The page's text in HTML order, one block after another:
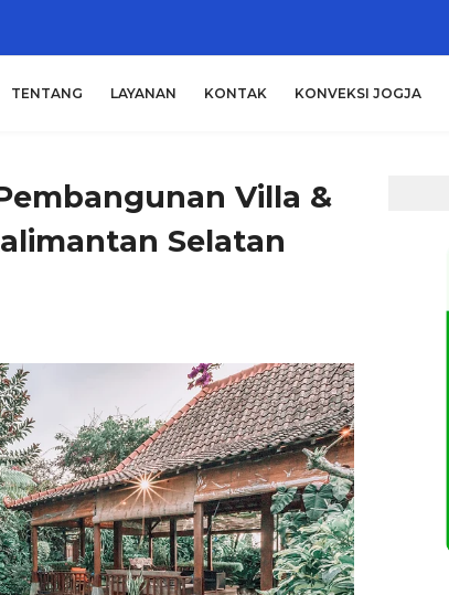
TENTANG LAYANAN KONTAK KONVEKSI JOGJA
Villa &
Selatan